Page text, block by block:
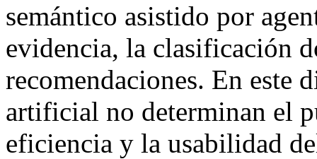
semántico asistido por
evidencia, la clasificación
recomendaciones. En este
artificial no determinan el
eficiencia y la usabilidad